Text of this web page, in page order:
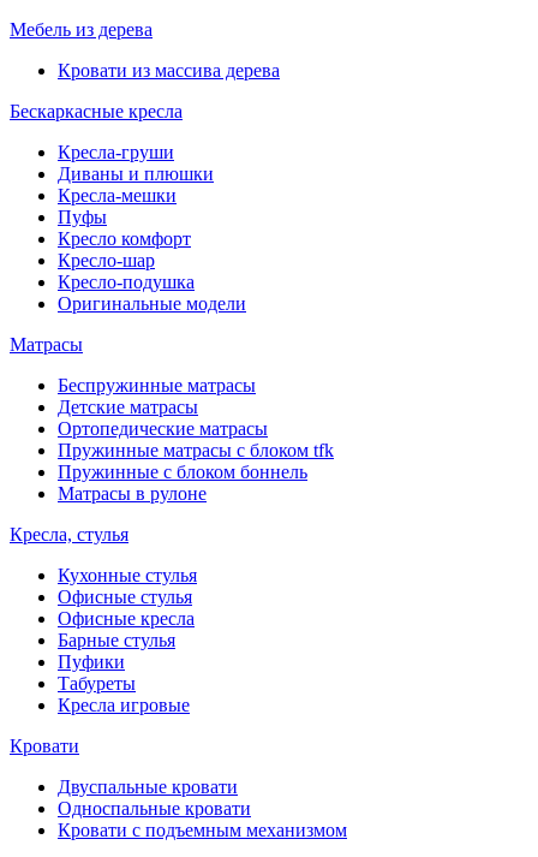
Мебель из дерева
Кровати из массива дерева
Бескаркасные кресла
Кресла-груши
Диваны и плюшки
Кресла-мешки
Пуфы
Кресло комфорт
Кресло-шар
Кресло-подушка
Оригинальные модели
Матрасы
Беспружинные матрасы
Детские матрасы
Ортопедические матрасы
Пружинные матрасы с блоком tfk
Пружинные с блоком боннель
Матрасы в рулоне
Кресла, стулья
Кухонные стулья
Офисные стулья
Офисные кресла
Барные стулья
Пуфики
Табуреты
Кресла игровые
Кровати
Двуспальные кровати
Односпальные кровати
Кровати с подъемным механизмом